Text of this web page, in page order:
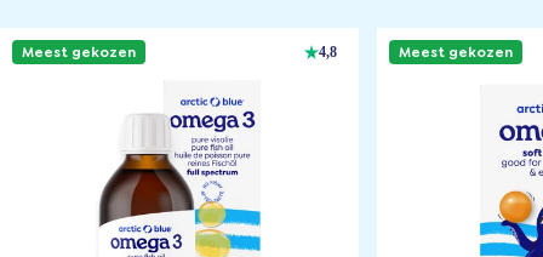
Meest gekozen 4,8 Meest gekozen